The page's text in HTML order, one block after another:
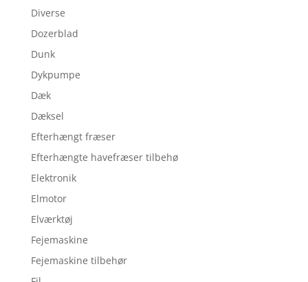
Diverse
Dozerblad
Dunk
Dykpumpe
Dæk
Dæksel
Efterhængt fræser
Efterhængte havefræser tilbehø
Elektronik
Elmotor
Elværktøj
Fejemaskine
Fejemaskine tilbehør